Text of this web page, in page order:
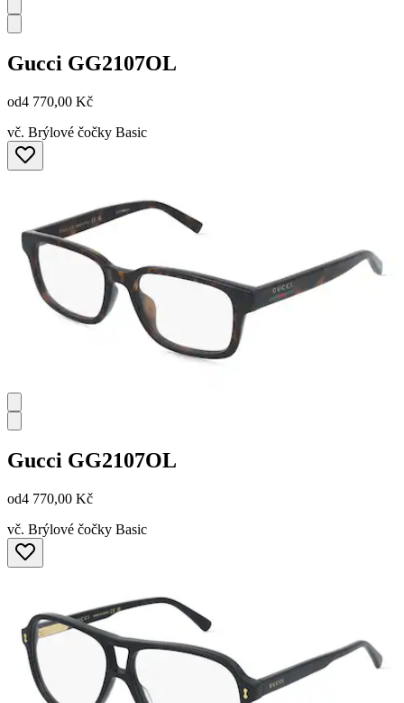
Gucci GG2107OL
od4 770,00 Kč
vč. Brýlové čočky Basic
Gucci GG2107OL
od4 770,00 Kč
vč. Brýlové čočky Basic